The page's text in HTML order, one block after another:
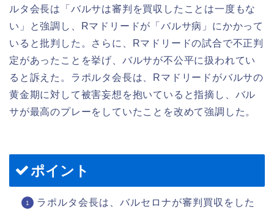
ルタ会長は「バルサは審判を買収したことは一度もな
い」と強調し、Rマドリードが「バルサ病」にかかって
いると批判した。さらに、Rマドリードの試合で不正判
定があったことを挙げ、バルサが不公平に扱われてい
ると訴えた。ラポルタ会長は、Rマドリードがバルサの
黄金期に対して被害妄想を抱いていると指摘し、バル
サが最高のプレーをしていたことを改めて強調した。
ポイント
ラポルタ会長は、バルセロナが審判買収をした